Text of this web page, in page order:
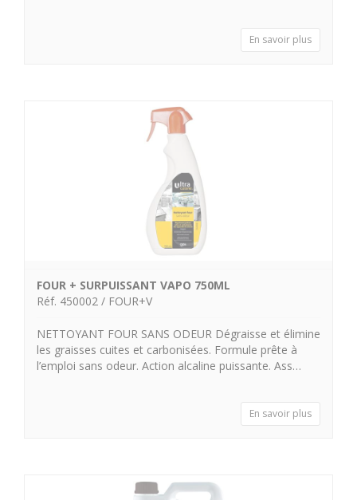
En savoir plus
FOUR + SURPUISSANT VAPO 750ML
Réf. 450002 / FOUR+V
NETTOYANT FOUR SANS ODEUR Dégraisse et élimine
les graisses cuites et carbonisées. Formule prête à
l’emploi sans odeur. Action alcaline puissante. Ass…
En savoir plus